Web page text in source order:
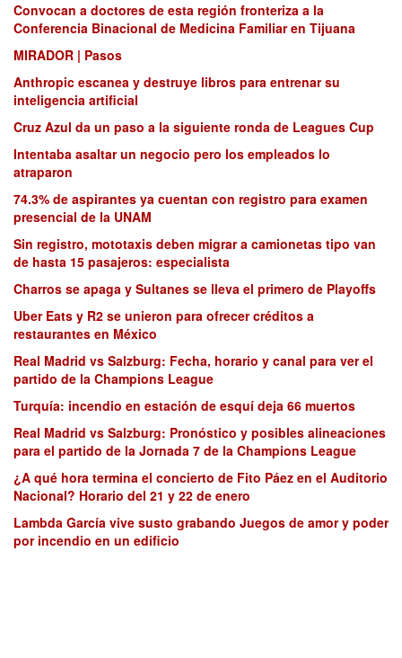
Convocan a doctores de esta región fronteriza a la
Conferencia Binacional de Medicina Familiar en Tijuana
MIRADOR | Pasos
Anthropic escanea y destruye libros para entrenar su
inteligencia artificial
Cruz Azul da un paso a la siguiente ronda de Leagues Cup
Intentaba asaltar un negocio pero los empleados lo
atraparon
74.3% de aspirantes ya cuentan con registro para examen
presencial de la UNAM
Sin registro, mototaxis deben migrar a camionetas tipo van
de hasta 15 pasajeros: especialista
Charros se apaga y Sultanes se lleva el primero de Playoffs
Uber Eats y R2 se unieron para ofrecer créditos a
restaurantes en México
Real Madrid vs Salzburg: Fecha, horario y canal para ver el
partido de la Champions League
Turquía: incendio en estación de esquí deja 66 muertos
Real Madrid vs Salzburg: Pronóstico y posibles alineaciones
para el partido de la Jornada 7 de la Champions League
¿A qué hora termina el concierto de Fito Páez en el Auditorio
Nacional? Horario del 21 y 22 de enero
Lambda García vive susto grabando Juegos de amor y poder
por incendio en un edificio